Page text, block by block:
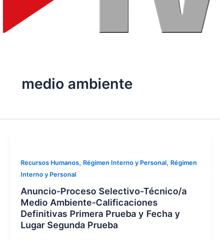
medio ambiente
Recursos Humanos, Régimen Interno y Personal, Régimen
Interno y Personal
Anuncio-Proceso Selectivo-Técnico/a
Medio Ambiente-Calificaciones
Definitivas Primera Prueba y Fecha y
Lugar Segunda Prueba